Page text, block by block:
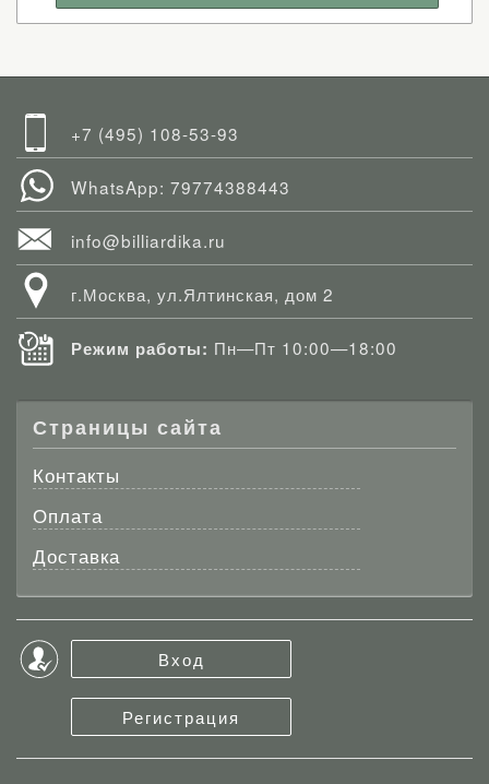
+7 (495) 108-53-93
WhatsApp: 79774388443
info@billiardika.ru
г.Москва, ул.Ялтинская, дом 2
Режим работы: Пн—Пт 10:00—18:00
Страницы сайта
Контакты
Оплата
Доставка
Вход
Регистрация